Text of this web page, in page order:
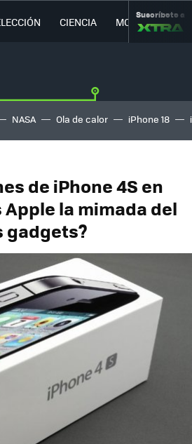
CIENCIA MOVILIDAD
Suscríbete a
NASA Ola de calor iPhone 18
de iPhone 4S en
la mimada del
gadgets?